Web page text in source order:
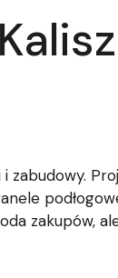
zabudowy.
zakupów,